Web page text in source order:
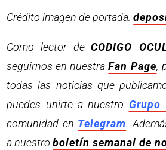
Crédito imagen de portada:
Como lector deCODIGO
seguirnos en nuestraFan Page,
todas las noticias que
puedes unirte a nuestro Grupo
comunidad en Telegram.
a nuestroboletín semanal de